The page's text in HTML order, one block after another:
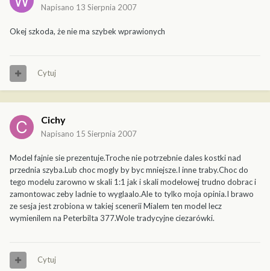
Napisano 13 Sierpnia 2007
Okej szkoda, że nie ma szybek wprawionych
Cytuj
Cichy
Napisano 15 Sierpnia 2007
Model fajnie sie prezentuje.Troche nie potrzebnie dales kostki nad
przednia szyba.Lub choc mogly by byc mniejsze.I inne traby.Choc do
tego modelu zarowno w skali 1:1 jak i skali modelowej trudno dobrac i
zamontowac zeby ladnie to wyglaalo.Ale to tylko moja opinia.I brawo
ze sesja jest zrobiona w takiej scenerii Mialem ten model lecz
wymienilem na Peterbilta 377.Wole tradycyjne ciezarówki.
Cytuj